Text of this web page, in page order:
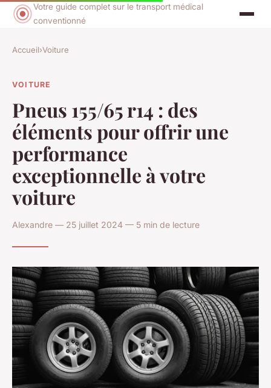
Votre guide complet sur le transport médical
conventionné
Accueil›Voiture
VOITURE
Pneus 155/65 r14 : des
éléments pour offrir une
performance
exceptionnelle à votre
voiture
Alexandre — 25 juillet 2024 — 5 min de lecture